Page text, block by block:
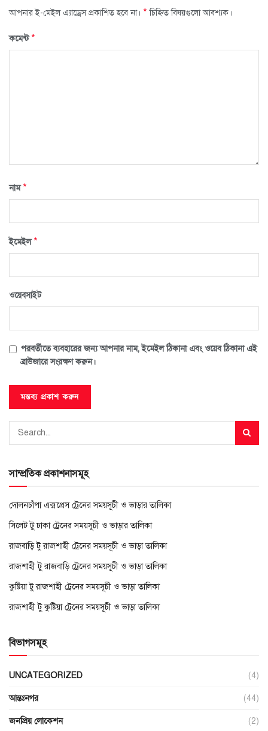
আপনার ই-মেইল এ্যাড্রেস প্রকাশিত হবে না। * চিহ্নিত বিষয়গুলো আবশ্যক।
কমেন্ট*
নাম*
ইমেইল*
ওয়েবসাইট
পরবর্তীতে ব্যবহারের জন্য আপনার নাম, ইমেইল ঠিকানা এবং ওয়েব ঠিকানা এই
ব্রাউজারে সংরক্ষণ করুন।
সাম্প্রতিক প্রকাশনাসমূহ
দোলনচাঁপা এক্সপ্রেস ট্রেনের সময়সূচী ও ভাড়ার তালিকা
সিলেট টু ঢাকা ট্রেনের সময়সূচী ও ভাড়ার তালিকা
রাজবাড়ি টু রাজশাহী ট্রেনের সময়সূচী ও ভাড়া তালিকা
রাজশাহী টু রাজবাড়ি ট্রেনের সময়সূচী ও ভাড়া তালিকা
কুষ্টিয়া টু রাজশাহী ট্রেনের সময়সূচী ও ভাড়া তালিকা
রাজশাহী টু কুষ্টিয়া ট্রেনের সময়সূচী ও ভাড়া তালিকা
বিভাগসমূহ
UNCATEGORIZED (4)
আন্তঃনগর (44)
জনপ্রিয় লোকেশন (2)